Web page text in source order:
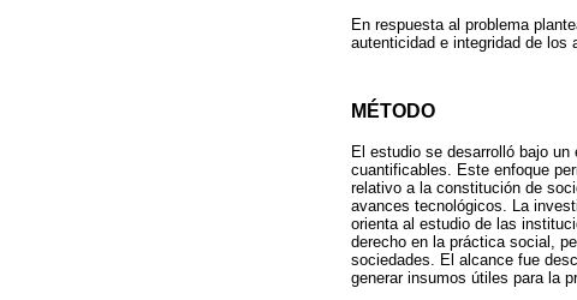
En respuesta al problema
autenticidad e integridad de los
MÉTODO
El estudio se desarrolló bajo
cuantificables. Este enfoque
relativo a la constitución de
avances tecnológicos. La
orienta al estudio de las
derecho en la práctica social,
sociedades. El alcance fue
generar insumos útiles para la